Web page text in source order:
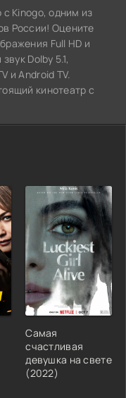
Kinogo, одним из
России! Оцените
Full HD и
Dolby 5.1,
и Android TV.
кинотеатр с
Самая
счастливая
девушка на свете
(2022)